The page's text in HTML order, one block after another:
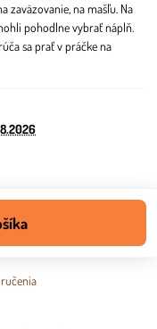
zaväzovanie, na mašľu. Na
pohodlne vybrať náplň.
sa prať v práčke na